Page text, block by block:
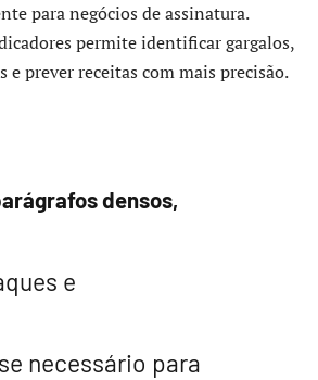
para negócios de assinatura.
permite identificar gargalos,
prever receitas com mais precisão.
densos,
e
necessário para